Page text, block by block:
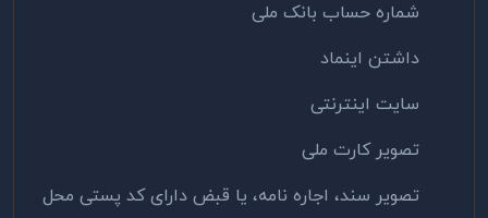
شماره حساب بانک ملی
داشتن اینماد
سایت اینترنتی
تصویر کارت ملی
تصویر سند، اجاره نامه، یا قبض دارای کد پستی محل